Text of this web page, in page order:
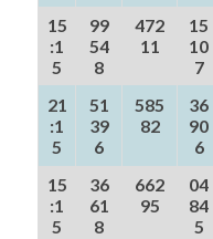
15
:1
5
99
54
8
472
11
15
10
7
21
:1
5
51
39
6
585
82
36
90
6
15
:1
5
36
61
8
662
95
04
84
5